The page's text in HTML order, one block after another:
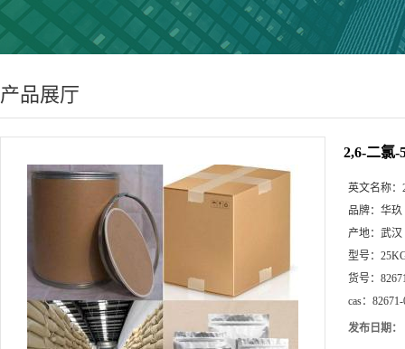
产品展厅
2,6-二氯-
英文名称：
品牌： 华玖
产地： 武汉
型号：
货号：
cas：
发布日期：